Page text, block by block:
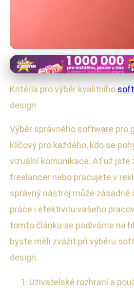
Software a aplikace
Jak Vybrat Nejlepší
Grafický Design:
12. 1. 2026· 4 min čtení · Autor: Radek
Kritéria pro výběr kvalitního
design
Výběr správného software pro
klíčový pro každého, kdo se
vizuální komunikace. Ať už jste
freelancer nebo pracujete v
správný nástroj může zásadně
práce i efektivitu vašeho
tomto článku se podíváme na
byste měli zvážit při výběru
design.
Uživatelské rozhraní a